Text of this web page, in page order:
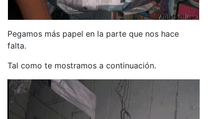
Pegamos más papel en la parte que nos hace
falta.
Tal como te mostramos a continuación.